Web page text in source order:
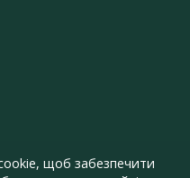
щоб забезпечити